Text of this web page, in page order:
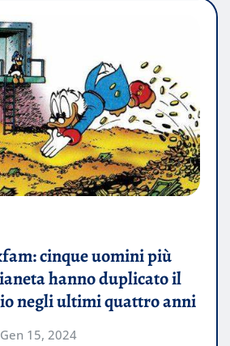
cinque uomini più
hanno duplicato il
negli ultimi quattro anni
Gen 15, 2024